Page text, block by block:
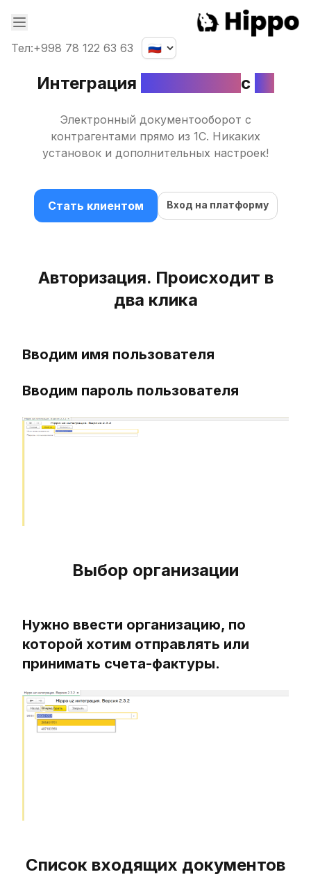
Тел:+998 78 122 63 63
Интеграция с
Электронный документооборот с
контрагентами прямо из 1С. Никаких
установок и дополнительных настроек!
Стать клиентом Вход на платформу
Авторизация. Происходит в
два клика
Вводим имя пользователя
Вводим пароль пользователя
Выбор организации
Нужно ввести организацию, по
которой хотим отправлять или
принимать счета-фактуры.
Список входящих документов